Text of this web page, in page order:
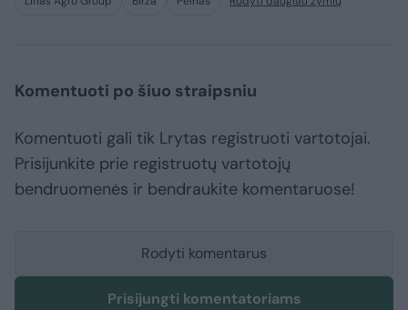
Komentuoti po šiuo straipsniu
Komentuoti gali tik Lrytas registruoti vartotojai.
Prisijunkite prie registruotų vartotojų
bendruomenės ir bendraukite komentaruose!
Rodyti komentarus
Prisijungti komentatoriams